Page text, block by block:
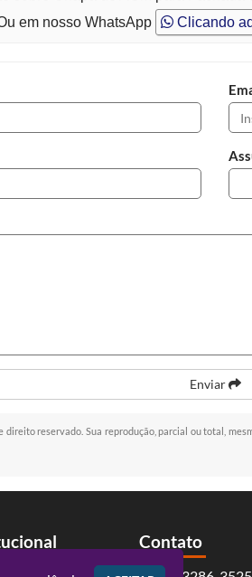
em nosso WhatsApp Clicando
Enviar
direito reservado. Sua reprodução, parcial ou total,
Contato